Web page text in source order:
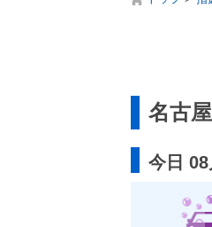
名古
今日 08